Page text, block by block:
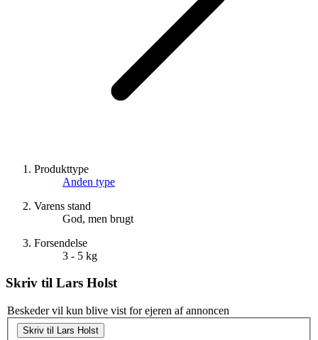
Produkttype
Anden type
Varens stand
God, men brugt
Forsendelse
3 - 5 kg
Skriv til Lars Holst
Beskeder vil kun blive vist for ejeren af annoncen
Skriv til Lars Holst